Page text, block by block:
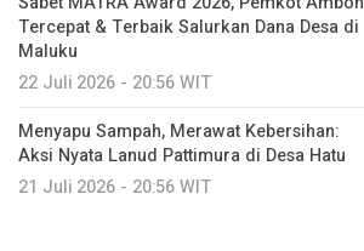
Tercepat & Terbaik Salurkan Dana Desa di
Maluku
22 Juli 2026 - 20:56 WIT
Menyapu Sampah, Merawat Kebersihan:
Aksi Nyata Lanud Pattimura di Desa Hatu
21 Juli 2026 - 20:56 WIT